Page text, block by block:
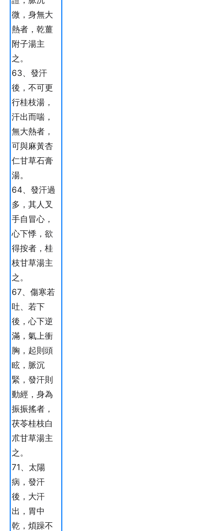
微，身無大
熱者，乾薑
附子湯主
之。
63、發汗
後，不可更
行桂枝湯，
汗出而喘，
無大熱者，
可與麻黃杏
仁甘草石膏
湯。
64、發汗過
多，其人叉
手自冒心，
心下悸，欲
得按者，桂
枝甘草湯主
之。
67、傷寒若
吐、若下
後，心下逆
滿，氣上衝
胸，起則頭
眩，脈沉
緊，發汗則
動經，身為
振振搖者，
茯苓桂枝白
朮甘草湯主
之。
71、太陽
病，發汗
後，大汗
出，胃中
乾，煩躁不